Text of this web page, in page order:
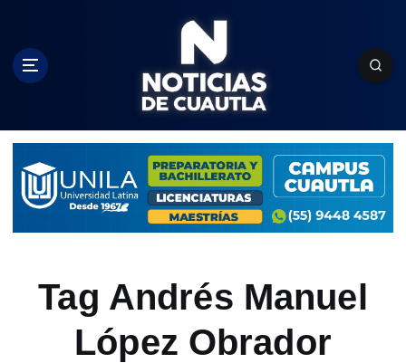
c
Tag Andrés Manuel
López Obrador